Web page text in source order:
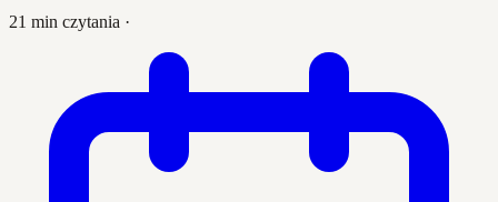
21 min czytania ·